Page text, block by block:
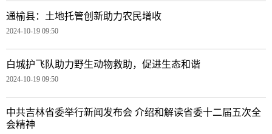
通榆县：土地托管创新助力农民增收
2024-10-19 09:50
白城护飞队助力野生动物救助，促进生态和谐
2024-10-19 09:50
中共吉林省委举行新闻发布会 介绍和解读省委十二届五次全
会精神